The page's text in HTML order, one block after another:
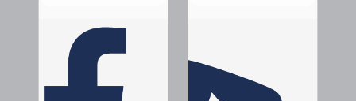
Accademia
brochure prodotto
Video